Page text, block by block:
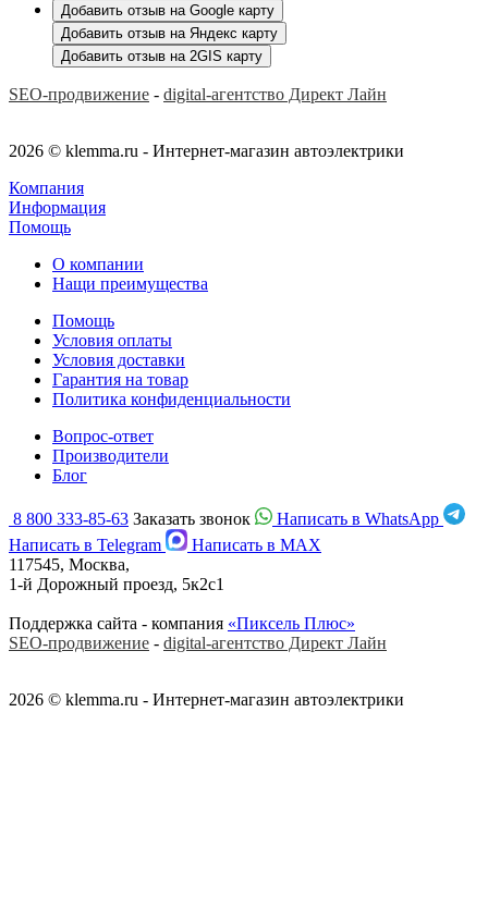
Добавить отзыв на Google карту
Добавить отзыв на Яндекс карту
Добавить отзыв на 2GIS карту
SEO-продвижение - digital-агентство Директ Лайн
2026 © klemma.ru - Интернет-магазин автоэлектрики
Компания
Информация
Помощь
О компании
Нащи преимущества
Помощь
Условия оплаты
Условия доставки
Гарантия на товар
Политика конфиденциальности
Вопрос-ответ
Производители
Блог
8 800 333-85-63 Заказать звонок
Написать в WhatsApp
Написать в Telegram
Написать в MAX
117545, Москва,
1-й Дорожный проезд, 5к2с1
Поддержка сайта - компания «Пиксель Плюс»
SEO-продвижение - digital-агентство Директ Лайн
2026 © klemma.ru - Интернет-магазин автоэлектрики